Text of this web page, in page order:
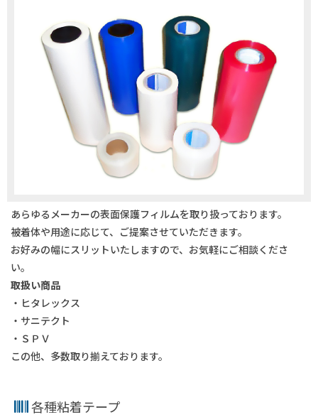
あらゆるメーカーの表面保護フィルムを取り扱っております。
被着体や用途に応じて、ご提案させていただきます。
お好みの幅にスリットいたしますので、お気軽にご相談くださ
い。
取扱い商品
・ヒタレックス
・サニテクト
・ＳＰＶ
この他、多数取り揃えております。
各種粘着テープ